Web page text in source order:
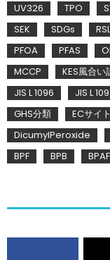
UV326
TPO
SEK
SDGs RSL
PFOA
PFAS
MCCP
KES風合い
JIS L 1096
JIS L
GHS分類
ECサイト
DicumylPeroxide
BPF
BPB BPAF